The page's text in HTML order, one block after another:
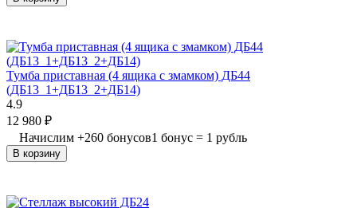
Тумба приставная (4 ящика с змамком) ДБ44
(ДБ13_1+ДБ13_2+ДБ14)
4.9
12 980 ₽
Начислим +260 бонусов1 бонус = 1 рубль
В корзину